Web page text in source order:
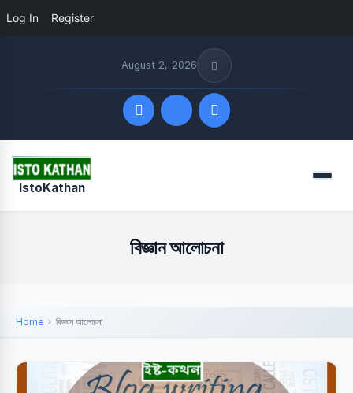
Log In Register
August 2, 2026
Quick Links
IstoKathan Menu
বিজ্ঞান আলোচনা
Home বিজ্ঞান আলোচনা